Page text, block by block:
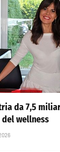
da 7,5
del wellness